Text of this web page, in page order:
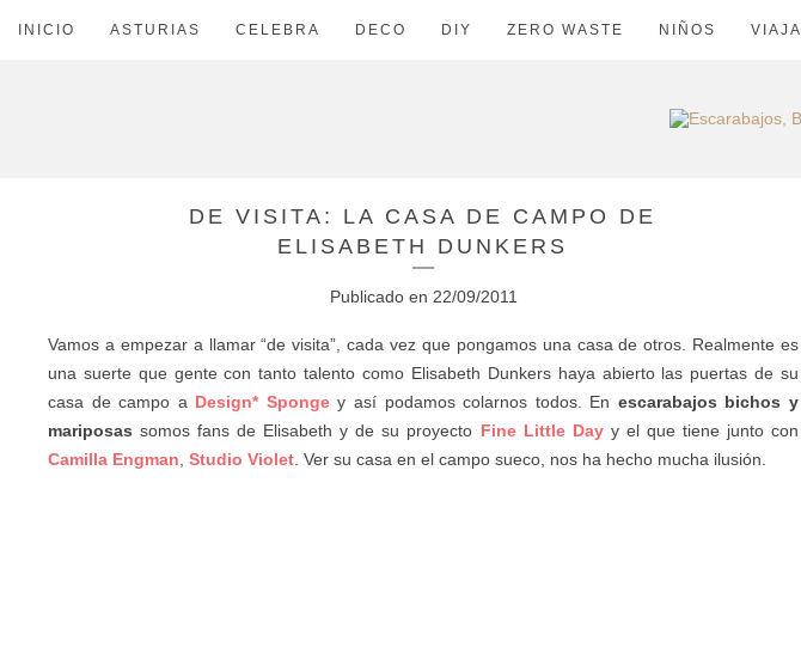
INICIO ASTURIAS CELEBRA DECO DIY ZERO WASTE NIÑOS VIAJA
DE VISITA: LA CASA DE CAMPO DE
ELISABETH DUNKERS
Publicado en 22/09/2011
Vamos a empezar a llamar “de visita”, cada vez que pongamos una casa de otros. Realmente es
una suerte que gente con tanto talento como Elisabeth Dunkers haya abierto las puertas de su
casa de campo a Design* Spongey así podamos colarnos todos. En escarabajos bichos y
mariposas somos fans de Elisabeth y de su proyecto Fine Little Day y el que tiene junto con
Camilla Engman, Studio Violet. Ver su casa en el campo sueco, nos ha hecho mucha ilusión.